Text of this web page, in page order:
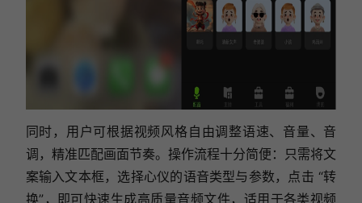
同时，用户可根据视频风格自由调整语速、音量、音
调，精准匹配画面节奏。操作流程十分简便：只需将文
案输入文本框，选择心仪的语音类型与参数，点击 “转
换”，即可快速生成高质量音频文件，适用于各类视频